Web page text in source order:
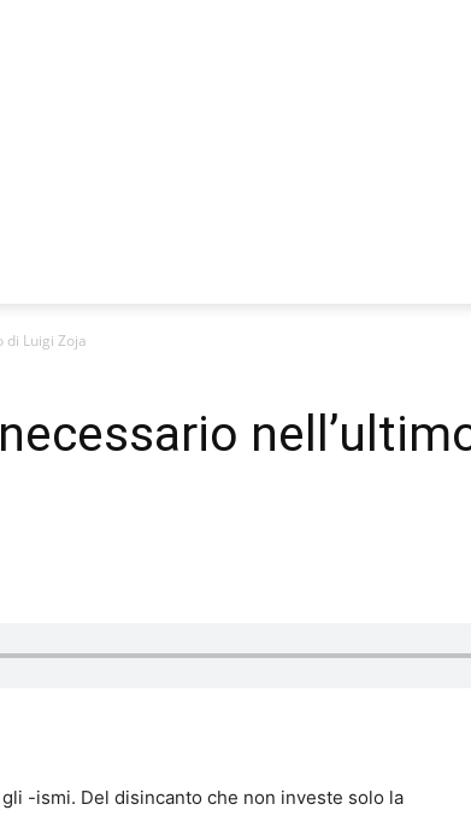
di Luigi Zoja
-ismi. Del disincanto che non investe solo la